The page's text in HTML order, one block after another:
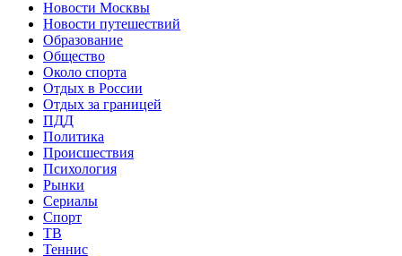
Новости Москвы
Новости путешествий
Образование
Общество
Около спорта
Отдых в России
Отдых за границей
ПДД
Политика
Происшествия
Психология
Рынки
Сериалы
Спорт
ТВ
Теннис